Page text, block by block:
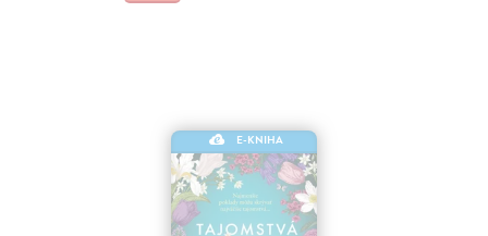
E-KNIHA